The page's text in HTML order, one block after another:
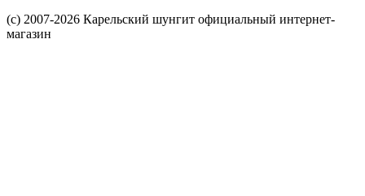
(c) 2007-2026 Карельский шунгит официальный интернет-
магазин